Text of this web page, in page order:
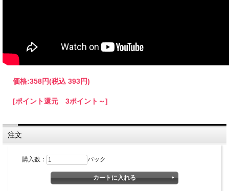
価格:358円(税込 393円)
[ポイント還元 3ポイント～]
注文
購入数： パック